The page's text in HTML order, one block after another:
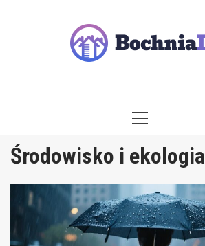
PRIMARY
Środowisko i ekologia